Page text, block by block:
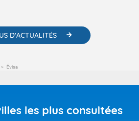
D'ACTUALITÉS
Évisa
les plus consultées